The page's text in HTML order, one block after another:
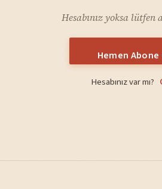
Hesabınız yoksa lütfen
Hemen Abone
Hesabınız var mı?